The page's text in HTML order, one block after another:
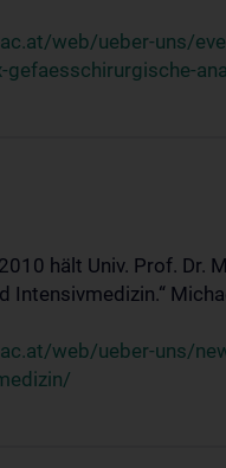
web/ueber-uns/
gefaesschirurgische-
hält Univ. Prof. Dr.
Intensivmedizin.“
web/ueber-uns/